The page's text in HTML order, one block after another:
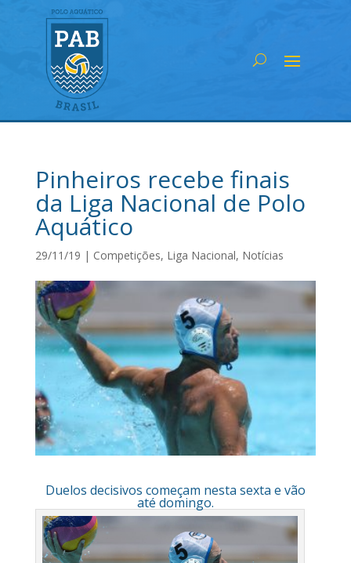
Pinheiros recebe finais
da Liga Nacional de Polo
Aquático
29/11/19 | Competições, Liga Nacional, Notícias
Duelos decisivos começam nesta sexta e vão
até domingo.